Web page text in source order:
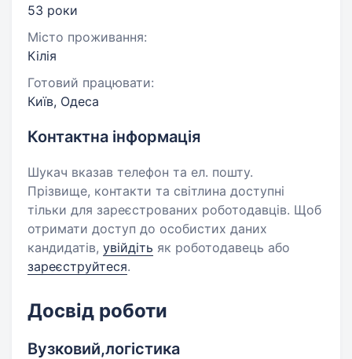
53 роки
Місто проживання:
Кілія
Готовий працювати:
Київ, Одеса
Контактна інформація
Шукач вказав телефон та ел. пошту.
Прізвище, контакти та світлина доступні
тільки для зареєстрованих роботодавців. Щоб
отримати доступ до особистих даних
кандидатів, увійдіть як роботодавець або
зареєструйтеся.
Досвід роботи
Вузковий,логістика